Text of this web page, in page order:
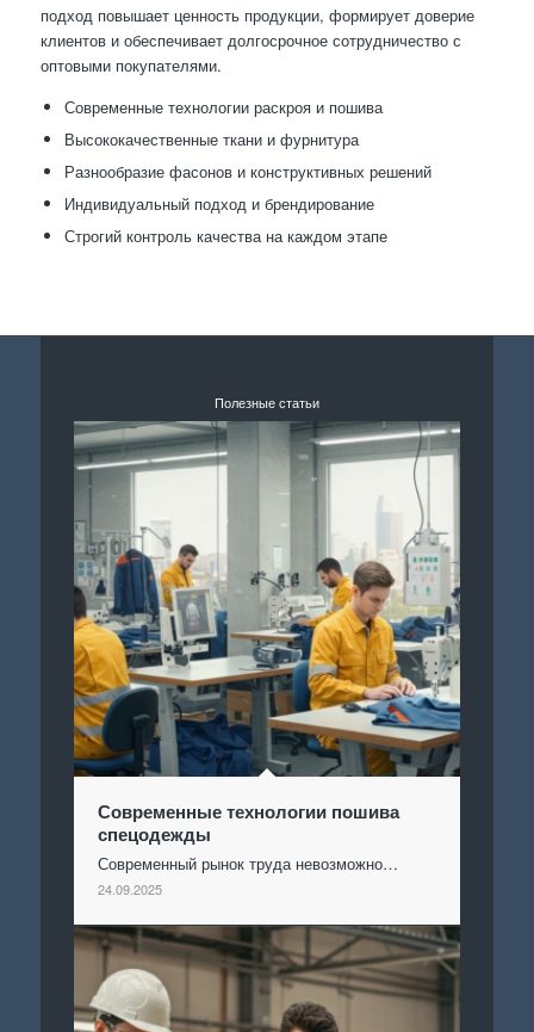
подход повышает ценность продукции, формирует доверие
клиентов и обеспечивает долгосрочное сотрудничество с
оптовыми покупателями.
Современные технологии раскроя и пошива
Высококачественные ткани и фурнитура
Разнообразие фасонов и конструктивных решений
Индивидуальный подход и брендирование
Строгий контроль качества на каждом этапе
Полезные статьи
Современные технологии пошива
спецодежды
Современный рынок труда невозможно…
24.09.2025